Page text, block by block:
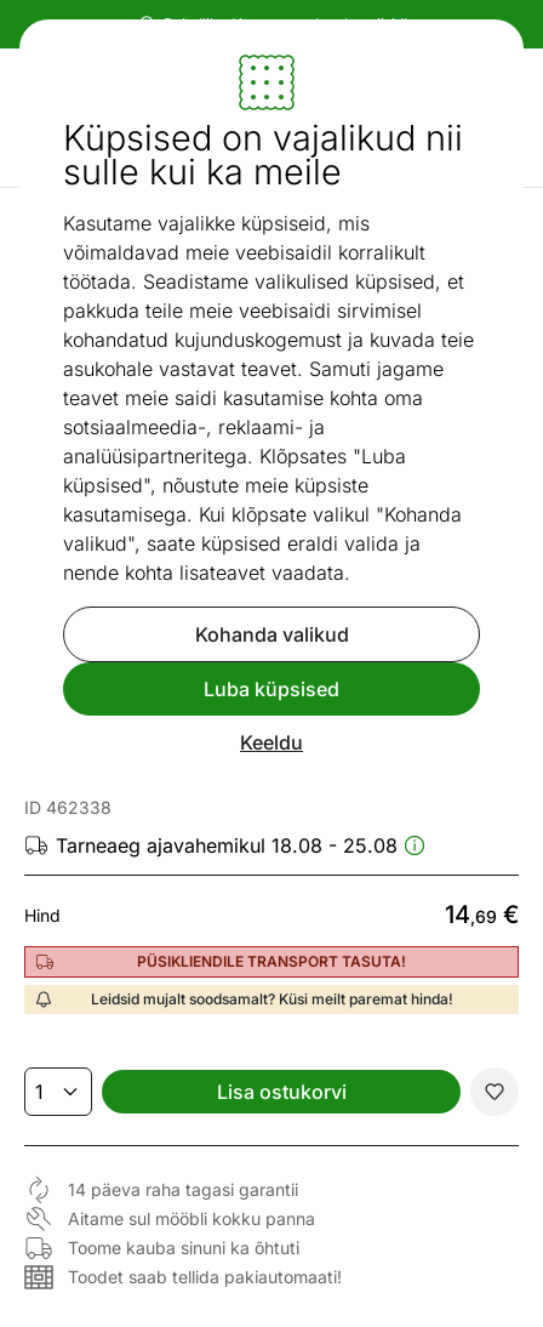
Küpsised on vajalikud nii
sulle kui ka meile
Kasutame vajalikke küpsiseid, mis
võimaldavad meie veebisaidil korralikult
töötada. Seadistame valikulised küpsised, et
pakkuda teile meie veebisaidi sirvimisel
kohandatud kujunduskogemust ja kuvada teie
asukohale vastavat teavet. Samuti jagame
teavet meie saidi kasutamise kohta oma
sotsiaalmeedia-, reklaami- ja
analüüsipartneritega. Klõpsates "Luba
küpsised", nõustute meie küpsiste
kasutamisega. Kui klõpsate valikul "Kohanda
valikud", saate küpsised eraldi valida ja
nende kohta lisateavet vaadata.
Kohanda valikud
Luba küpsised
Keeldu
Paindlikud ja mugavad makseviisid!
Mööbel ja sisustus - ON24
Otsi...
AI otsing
Tolmuharjad / Tolmuhari Leifheit Dusty
Vaata sarnaseid
ID 462338
Tarneaeg ajavahemikul 18.08 - 25.08
Hind 14,69 €
PÜSIKLIENDILE TRANSPORT TASUTA!
Leidsid mujalt soodsamalt? Küsi meilt paremat hinda!
Lisa ostukorvi
14 päeva raha tagasi garantii
Aitame sul mööbli kokku panna
Toome kauba sinuni ka õhtuti
Toodet saab tellida pakiautomaati!